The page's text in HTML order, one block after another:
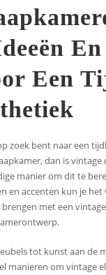
Een
zoek bent naar een
dan is vintage
manier om dit te
en accenten kun je het
brengen met een vintage
tot kunst aan de
manieren om vintage